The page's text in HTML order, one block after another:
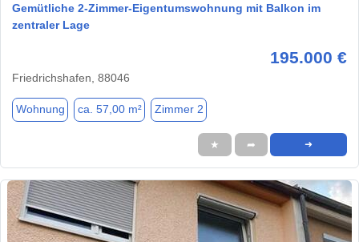
Gemütliche 2-Zimmer-Eigentumswohnung mit Balkon im
zentraler Lage
195.000 €
Friedrichshafen, 88046
Wohnung ca. 57,00 m² Zimmer 2
★ ➦ ➜